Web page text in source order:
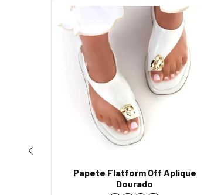
Papete Flatform Off Aplique
Dourado